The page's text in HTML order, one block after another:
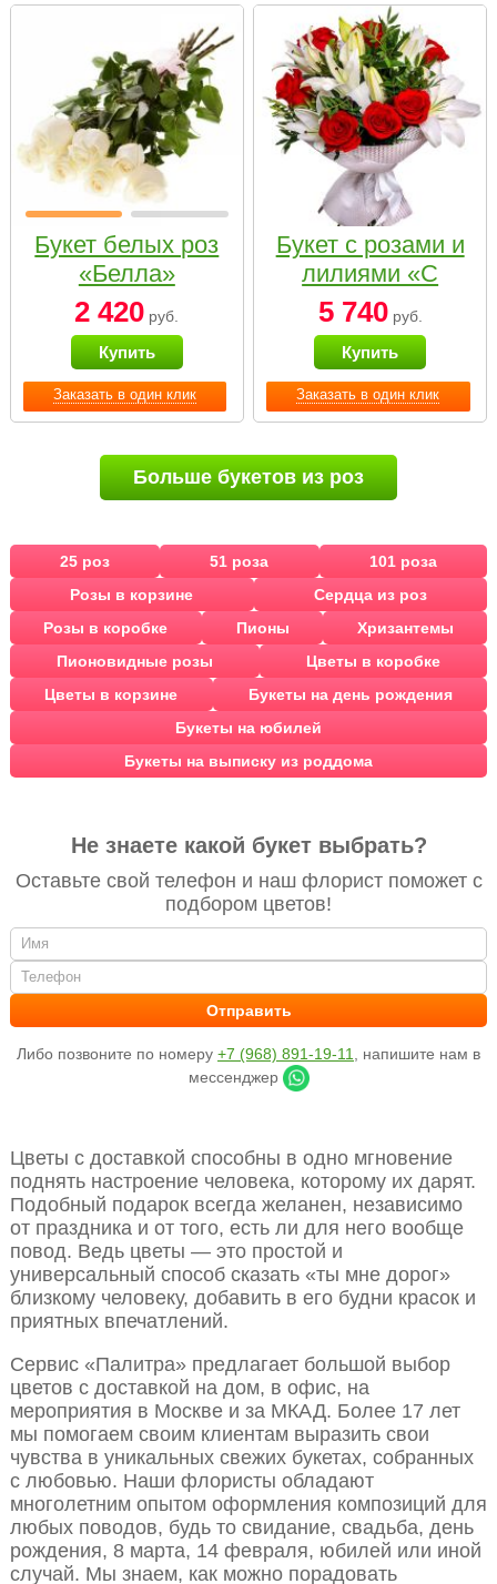
Заказать в один клик
Букет белых роз
«Белла»
2 420 руб.
Купить
Заказать в один клик
Букет с розами и
лилиями «С
наилучшими
пожеланиями»
5 740руб.
Купить
Больше букетов из роз
25 роз 51 роза
101 роза
Розы в корзине
Сердца из роз
Розы в коробке
Пионы
Хризантемы
Пионовидные розы
Цветы в коробке
Цветы в корзине
Букеты на день рождения
Букеты на юбилей
Букеты на выписку из роддома
Не знаете какой букет выбрать?
Оставьте свой телефон и наш флорист поможет с
подбором цветов!
Либо позвоните по номеру +7 (968) 891-19-11
, напишите нам в
мессенджер
Цветы с доставкой способны в одно мгновение
поднять настроение человека, которому их дарят.
Подобный подарок всегда желанен, независимо
от праздника и от того, есть ли для него вообще
повод. Ведь цветы — это простой и
универсальный способ сказать «ты мне дорог»
близкому человеку, добавить в его будни красок и
приятных впечатлений.
Сервис «Палитра» предлагает большой выбор
цветов с доставкой на дом, в офис, на
мероприятия в Москве и за МКАД. Более 17 лет
мы помогаем своим клиентам выразить свои
чувства в уникальных свежих букетах, собранных
с любовью. Наши флористы обладают
многолетним опытом оформления композиций для
любых поводов, будь то свидание, свадьба, день
рождения, 8 марта, 14 февраля, юбилей или иной
случай. Мы знаем, как можно порадовать